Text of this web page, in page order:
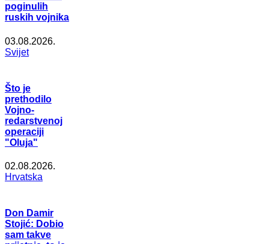
poginulih
ruskih vojnika
03.08.2026.
Svijet
Što je
prethodilo
Vojno-
redarstvenoj
operaciji
"Oluja"
02.08.2026.
Hrvatska
Don Damir
Stojić: Dobio
sam takve